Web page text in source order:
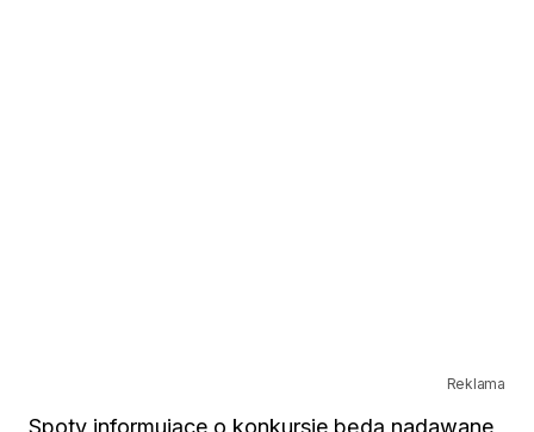
Reklama
Spoty informujące o konkursie będą nadawane